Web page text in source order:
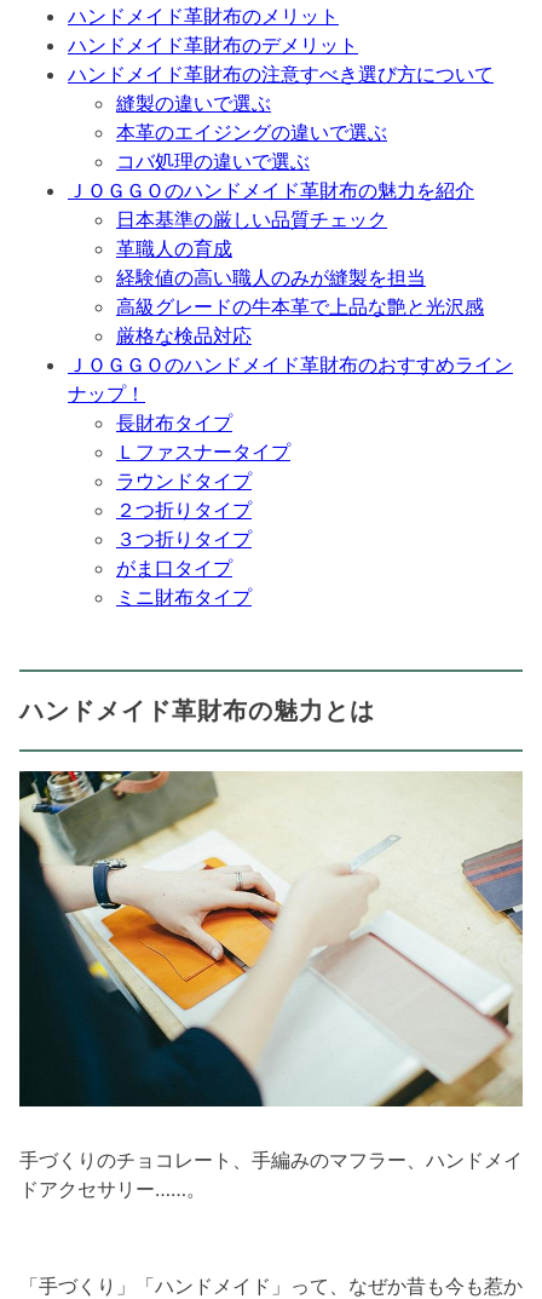
ハンドメイド革財布のメリット
ハンドメイド革財布のデメリット
ハンドメイド革財布の注意すべき選び方について
縫製の違いで選ぶ
本革のエイジングの違いで選ぶ
コバ処理の違いで選ぶ
ＪＯＧＧＯのハンドメイド革財布の魅力を紹介
日本基準の厳しい品質チェック
革職人の育成
経験値の高い職人のみが縫製を担当
高級グレードの牛本革で上品な艶と光沢感
厳格な検品対応
ＪＯＧＧＯのハンドメイド革財布のおすすめライン
ナップ！
長財布タイプ
Ｌファスナータイプ
ラウンドタイプ
２つ折りタイプ
３つ折りタイプ
がま口タイプ
ミニ財布タイプ
ハンドメイド革財布の魅力とは
手づくりのチョコレート、手編みのマフラー、ハンドメイ
ドアクセサリー……。
「手づくり」「ハンドメイド」って、なぜか昔も今も惹か